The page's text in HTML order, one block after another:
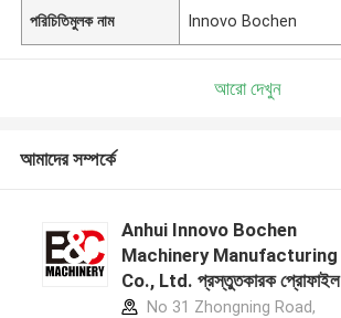
পরিচিতিমুলক নাম Innovo Bochen
আরো দেখুন
আমাদের সম্পর্কে
Anhui Innovo Bochen
Machinery Manufacturing
Co., Ltd. প্রস্তুতকারক প্রোফাইল
No 31 Zhongning Road,